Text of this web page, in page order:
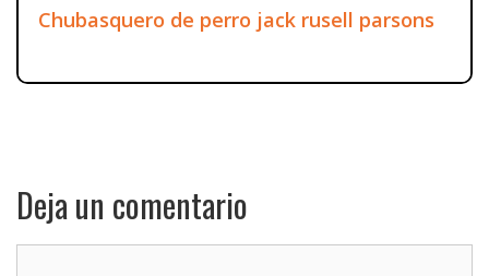
Chubasquero de perro jack rusell parsons
Deja un comentario